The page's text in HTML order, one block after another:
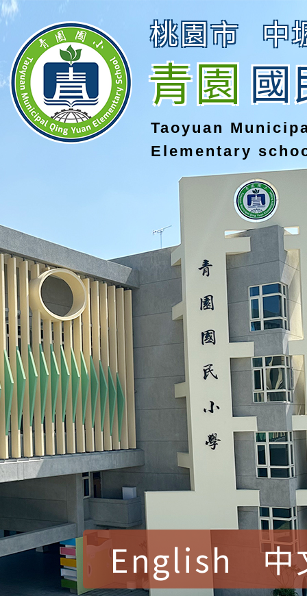
桃園市 中
青園國
Taoyuan
Elementary
English 中
賀！本校參加桃園市中
賽 洪綺君教師榮獲社
賀！本校阿巴斯O蜜、